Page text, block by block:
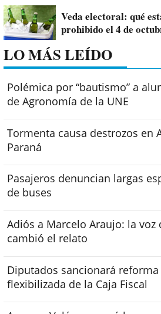
Veda electoral: qué
prohibido el 4 de
LO MÁS LEÍDO
Polémica por “bautismo” a
de Agronomía de la UNE
Tormenta causa destrozos en
Paraná
Pasajeros denuncian largas
de buses
Adiós a Marcelo Araujo: la voz
cambió el relato
Diputados sancionará reforma
flexibilizada de la Caja Fiscal